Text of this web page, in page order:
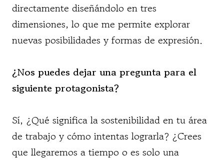
directamente diseñándolo en tres
dimensiones, lo que me permite explorar
nuevas posibilidades y formas de expresión.
¿Nos puedes dejar una pregunta para el
siguiente protagonista?
Sí, ¿Qué significa la sostenibilidad en tu área
de trabajo y cómo intentas lograrla? ¿Crees
que llegaremos a tiempo o es solo una